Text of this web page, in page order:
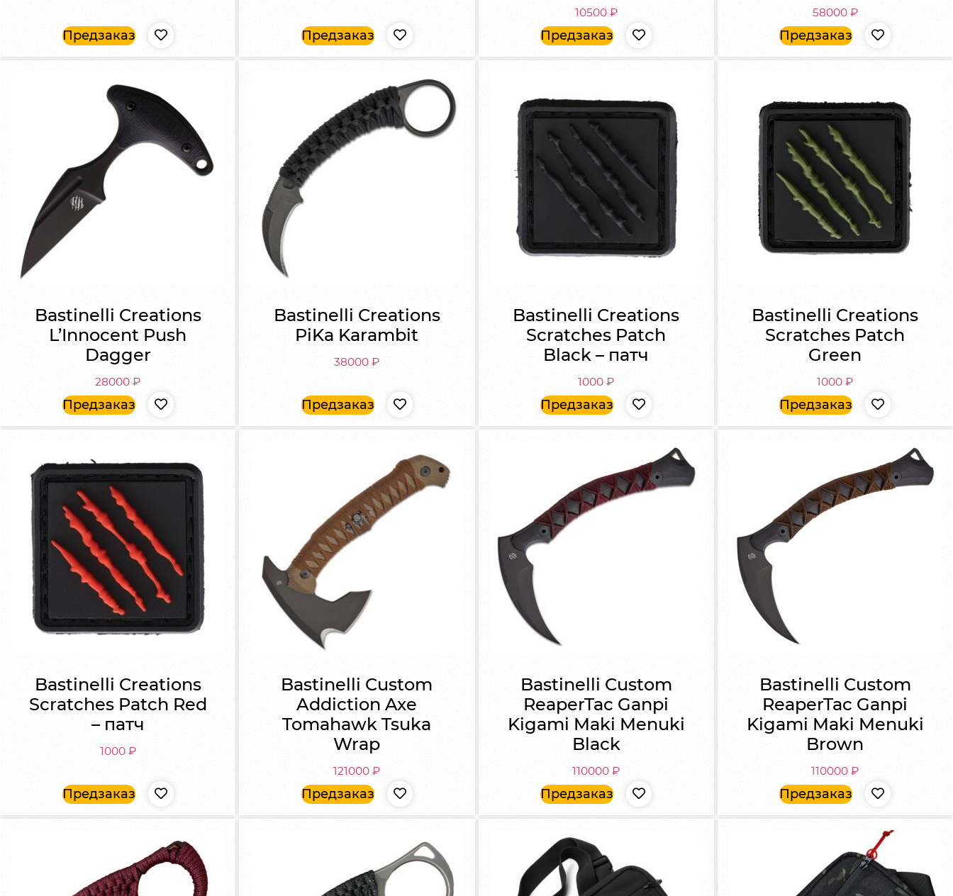
Предзаказ Предзаказ
10500 ₽
Предзаказ
58000 ₽
Предзаказ
Bastinelli Creations
L’Innocent Push
Dagger
28000₽
Предзаказ
Bastinelli Creations
PiKa Karambit
38000₽
Предзаказ
Bastinelli Creations
Scratches Patch
Black – патч
1000₽
Предзаказ
Bastinelli Creations
Scratches Patch
Green
1000₽
Предзаказ
Bastinelli Creations
Scratches Patch Red
– патч
1000 ₽
Предзаказ
Bastinelli Custom
Addiction Axe
Tomahawk Tsuka
Wrap
121000₽
Предзаказ
Bastinelli Custom
ReaperTac Ganpi
Kigami Maki Menuki
Black
110000₽
Предзаказ
Bastinelli Custom
ReaperTac Ganpi
Kigami Maki Menuki
Brown
110000₽
Предзаказ